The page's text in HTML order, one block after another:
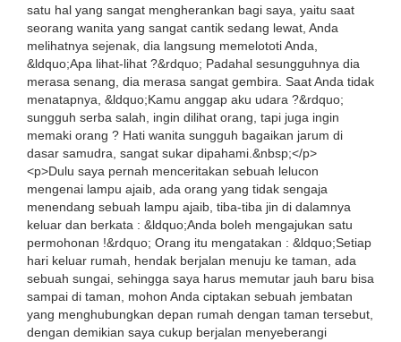
satu hal yang sangat mengherankan bagi saya, yaitu saat
seorang wanita yang sangat cantik sedang lewat, Anda
melihatnya sejenak, dia langsung memelototi Anda,
&ldquo;Apa lihat-lihat ?&rdquo; Padahal sesungguhnya dia
merasa senang, dia merasa sangat gembira. Saat Anda tidak
menatapnya, &ldquo;Kamu anggap aku udara ?&rdquo;
sungguh serba salah, ingin dilihat orang, tapi juga ingin
memaki orang ? Hati wanita sungguh bagaikan jarum di
dasar samudra, sangat sukar dipahami.&nbsp;</p>
<p>Dulu saya pernah menceritakan sebuah lelucon
mengenai lampu ajaib, ada orang yang tidak sengaja
menendang sebuah lampu ajaib, tiba-tiba jin di dalamnya
keluar dan berkata : &ldquo;Anda boleh mengajukan satu
permohonan !&rdquo; Orang itu mengatakan : &ldquo;Setiap
hari keluar rumah, hendak berjalan menuju ke taman, ada
sebuah sungai, sehingga saya harus memutar jauh baru bisa
sampai di taman, mohon Anda ciptakan sebuah jembatan
yang menghubungkan depan rumah dengan taman tersebut,
dengan demikian saya cukup berjalan menyeberangi